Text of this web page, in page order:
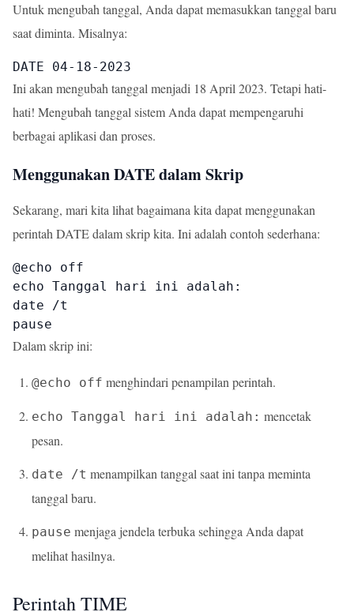
Untuk mengubah tanggal, Anda dapat memasukkan tanggal baru
saat diminta. Misalnya:
DATE 04-18-2023
Ini akan mengubah tanggal menjadi 18 April 2023. Tetapi hati-
hati! Mengubah tanggal sistem Anda dapat mempengaruhi
berbagai aplikasi dan proses.
Menggunakan DATE dalam Skrip
Sekarang, mari kita lihat bagaimana kita dapat menggunakan
perintah DATE dalam skrip kita. Ini adalah contoh sederhana:
@echo off
echo Tanggal hari ini adalah:
date /t
pause
Dalam skrip ini:
@echo off menghindari penampilan perintah.
echo Tanggal hari ini adalah: mencetak
pesan.
date /t menampilkan tanggal saat ini tanpa meminta
tanggal baru.
pause menjaga jendela terbuka sehingga Anda dapat
melihat hasilnya.
Perintah TIME